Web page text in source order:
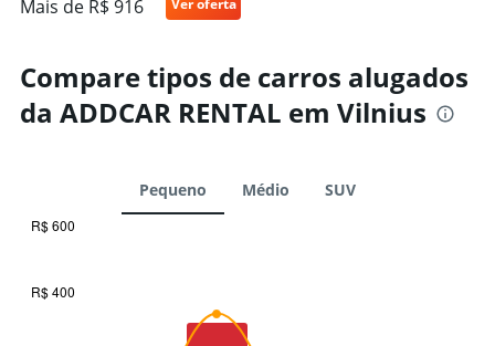
Mais de R$ 916
Ver oferta
Compare tipos de carros alugados
da ADDCAR RENTAL em Vilnius
Pequeno Médio SUV
with
R$ 400
R$ 600